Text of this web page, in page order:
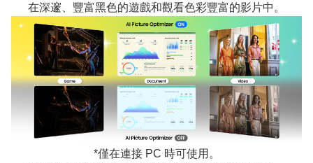
在深邃、豐富黑色的遊戲和觀看色彩豐富的影片中。
*僅在連接 PC 時可使用。